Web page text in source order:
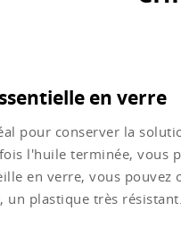
en verre
pour conserver la
l'huile terminée, vous
en verre, vous
un plastique très résistant.